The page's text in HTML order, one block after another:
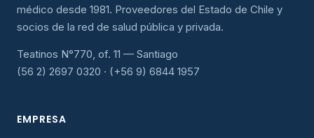
médico desde 1981. Proveedores del Estado de Chile y
socios de la red de salud pública y privada.
Teatinos N°770, of. 11 — Santiago
(56 2) 2697 0320 · (+56 9) 6844 1957
EMPRESA